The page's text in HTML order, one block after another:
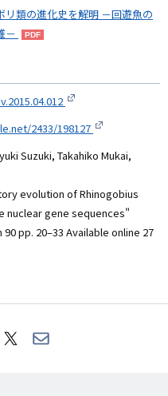
類の進化史を解明 －回遊魚の
－
2433/198127
Suzuki, Takahiko Mukai,
evolution of Rhinogobius
nuclear gene sequences"
pp. 20–33 Available online 27
Share
on
Share
via